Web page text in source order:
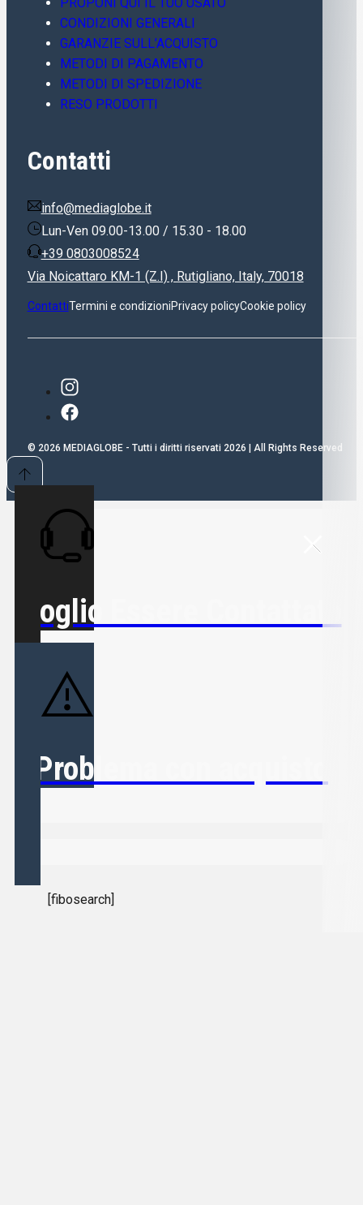
CONDIZIONI GENERALI
GARANZIE SULL’ACQUISTO
METODI DI PAGAMENTO
METODI DI SPEDIZIONE
RESO PRODOTTI
Contatti
info@mediaglobe.it
Lun-Ven 09.00-13.00 / 15.30 - 18.00
+39 0803008524
Via Noicattaro KM-1 (Z.I) , Rutigliano, Italy, 70018
ContattiTermini e condizioniPrivacy policyCookie policy
© 2026 MEDIAGLOBE - Tutti i diritti riservati 2026 | All Rights Reserved
Voglio Essere Contattato
Problema con acquisto
[fibosearch]